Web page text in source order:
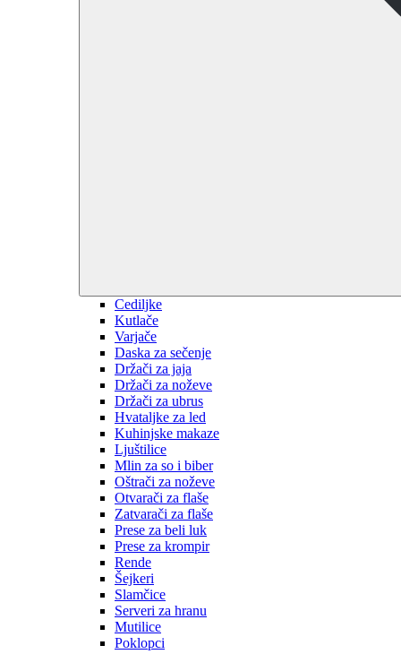
Cediljke
Kutlače
Varjače
Daska za sečenje
Držači za jaja
Držači za noževe
Držači za ubrus
Hvataljke za led
Kuhinjske makaze
Ljuštilice
Mlin za so i biber
Oštrači za noževe
Otvarači za flaše
Zatvarači za flaše
Prese za beli luk
Prese za krompir
Rende
Šejkeri
Slamčice
Serveri za hranu
Mutilice
Poklopci